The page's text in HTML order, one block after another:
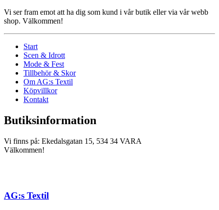
Vi ser fram emot att ha dig som kund i vår butik eller via vår webb
shop. Välkommen!
Start
Scen & Idrott
Mode & Fest
Tillbehör & Skor
Om AG:s Textil
Köpvillkor
Kontakt
Butiksinformation
Vi finns på: Ekedalsgatan 15, 534 34 VARA
Välkommen!
AG:s Textil